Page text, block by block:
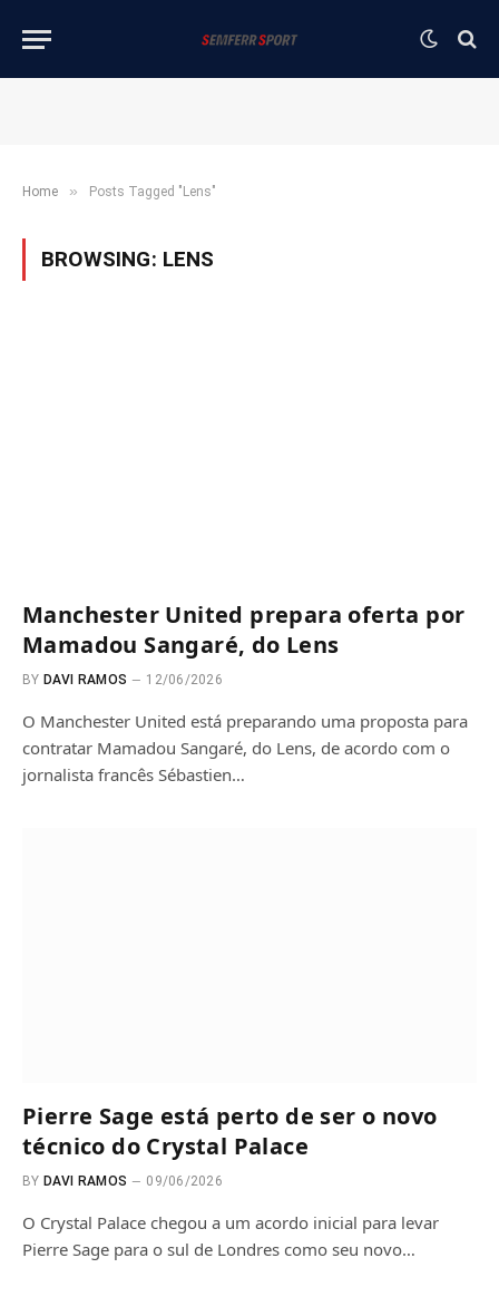
Home » Posts Tagged "Lens"
BROWSING: LENS
Manchester United prepara oferta por
Mamadou Sangaré, do Lens
BY DAVI RAMOS 12/06/2026
O Manchester United está preparando uma proposta para
contratar Mamadou Sangaré, do Lens, de acordo com o
jornalista francês Sébastien…
Pierre Sage está perto de ser o novo
técnico do Crystal Palace
BY DAVI RAMOS 09/06/2026
O Crystal Palace chegou a um acordo inicial para levar
Pierre Sage para o sul de Londres como seu novo…